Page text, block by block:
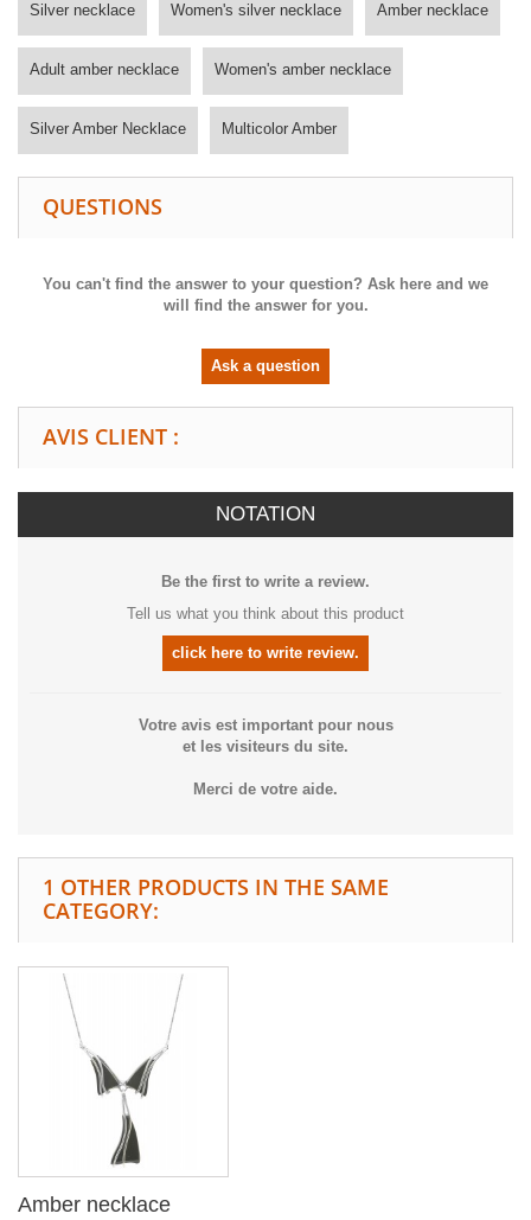
Silver necklace Women's silver necklace Amber necklace
Adult amber necklace Women's amber necklace
Silver Amber Necklace Multicolor Amber
QUESTIONS
You can't find the answer to your question? Ask here and we
will find the answer for you.
Ask a question
AVIS CLIENT :
NOTATION
Be the first to write a review.
Tell us what you think about this product
click here to write review.
Votre avis est important pour nous
et les visiteurs du site.
Merci de votre aide.
1 OTHER PRODUCTS IN THE SAME
CATEGORY:
Amber necklace